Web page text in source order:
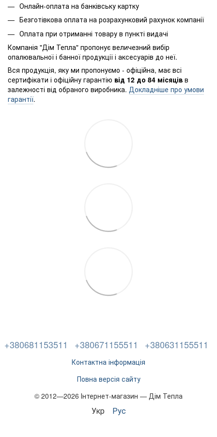
Онлайн-оплата на банківську картку
Безготівкова оплата на розрахунковий рахунок компанії
Оплата при отриманні товару в пункті видачі
Компанія "Дім Тепла" пропонує величезний вибір
опалювальної і банної продукції і аксесуарів до неї.
Вся продукція, яку ми пропонуємо - офіційна, має всі
сертифікати і офіційну гарантію від 12 до 84 місяців в
залежності від обраного виробника. Докладніше про умови
гарантії.
+380681153511 +380671155511 +380631155511
Контактна інформація
Повна версія сайту
© 2012—2026 Інтернет-магазин — Дім Тепла
Укр Рус